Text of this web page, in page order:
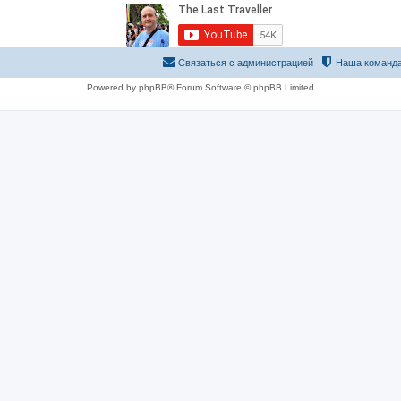
Наша
Связаться с администрацией
Powered by phpBB® Forum Software © phpBB Limited